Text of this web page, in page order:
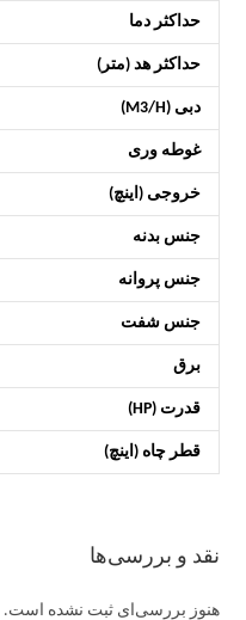
حداکثر دما
حداکثر هد (متر)
دبی (M3/H)
غوطه وری
خروجی (اینچ)
جنس بدنه
جنس پروانه
جنس شفت
برق
قدرت (HP)
قطر چاه (اینچ)
نقد و بررسی‌ها
هنوز بررسی‌ای ثبت نشده است.